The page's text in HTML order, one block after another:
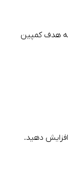
هدف کمپین
دهید.